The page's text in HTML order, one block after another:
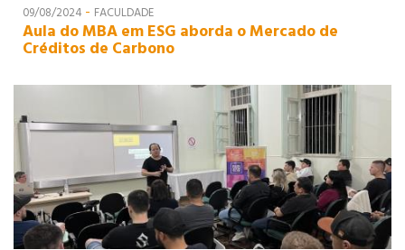
09/08/2024 - FACULDADE
Aula do MBA em ESG aborda o Mercado de
Créditos de Carbono